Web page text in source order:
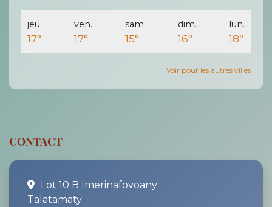
jeu.
17°
ven.
17°
sam.
15°
dim.
16°
lun.
18°
Voir pour les autres villes
CONTACT
Lot 10 B Imerinafovoany
Talatamaty